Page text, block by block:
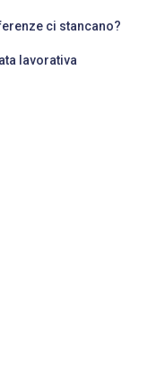
ci stancano?
lavorativa